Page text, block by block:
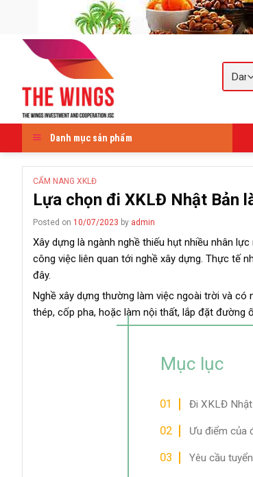
content
Danh mục sản phẩm
CẨM NANG XKLĐ
Lựa chọn đi XKLĐ Nhật Bản
Posted on 10/07/2023 by admin
Xây dựng là ngành nghề thiếu hụt nhiều nhân
công việc liên quan tới nghề xây dựng. Thực tế
đây.
Nghề xây dựng thường làm việc ngoài trời và có
thép, cốp pha, hoặc làm nội thất, lắp đặt đường
Mục lục
Đi XKLĐ Nhật
Ưu điểm của
Yêu cầu